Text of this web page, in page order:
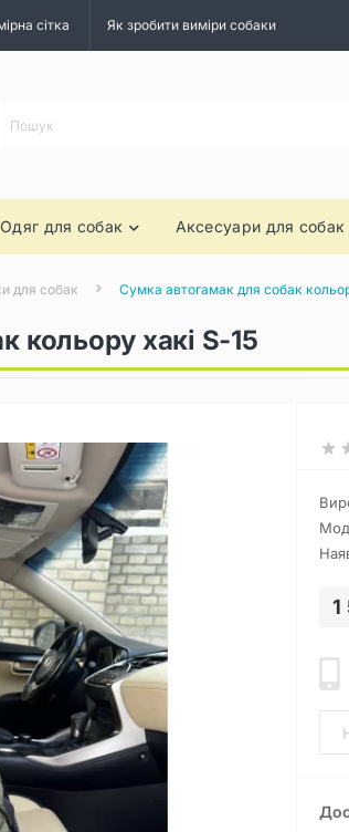
сітка Як зробити виміри собаки
Одяг для собак Аксесуари для собак
для собак Сумка автогамак для собак
кольору хакі S-15
1